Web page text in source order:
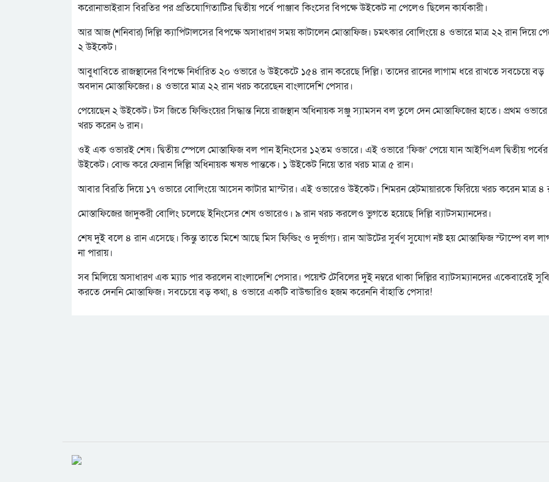
করোনাভাইরাস বিরতির পর প্রতিযোগিতাটির দ্বিতীয় পর্বে পাঞ্জাব কিংসের বিপক্ষে উইকেট না পেলেও ছিলেন কার্যকারী।
আর আজ (শনিবার) দিল্লি ক্যাপিটালসের বিপক্ষে অসাধারণ সময় কাটালেন মোস্তাফিজ। ‍চমৎকার বোলিংয়ে ৪ ওভারে মাত্র ২২ রান দিয়ে
২ উইকেট।
আবুধাবিতে রাজস্থানের বিপক্ষে নির্ধারিত ২০ ওভারে ৬ উইকেটে ১৫৪ রান করেছে দিল্লি। তাদের রানের লাগাম ধরে রাখতে সবচেয়ে বড়
অবদান মোস্তাফিজের। ৪ ওভারে মাত্র ২২ রান খরচ করেছেন বাংলাদেশি পেসার।
পেয়েছেন ২ উইকেট। টস জিতে ফিল্ডিংয়ের সিদ্ধান্ত নিয়ে রাজস্থান অধিনায়ক সঞ্জু স্যামসন বল তুলে দেন মোস্তাফিজের হাতে। প্রথম ওভারে
খরচ করেন ৬ রান।
ওই এক ওভারই শেষ। দ্বিতীয় স্পেলে মোস্তাফিজ বল পান ইনিংসের ১২তম ওভারে। এই ওভারে ‘ফিজ’ পেয়ে যান আইপিএল দ্বিতীয় পর্বের
উইকেট। বোল্ড করে ফেরান দিল্লি অধিনায়ক ঋষভ পান্তকে। ১ উইকেট নিয়ে তার খরচ মাত্র ৫ রান।
আবার বিরতি দিয়ে ১৭ ওভারে বোলিংয়ে আসেন কাটার মাস্টার। এই ওভারেও উইকেট। শিমরন হেটমায়ারকে ফিরিয়ে খরচ করেন মাত্র ৪
মোস্তাফিজের জাদুকরী বোলিং চলেছে ইনিংসের শেষ ওভারেও। ৯ রান খরচ করলেও ভুগতে হয়েছে দিল্লি ব্যাটসম্যানদের।
শেষ দুই বলে ৪ রান এসেছে। কিন্তু তাতে মিশে আছে মিস ফিল্ডিং ও দুর্ভাগ্য। রান আউটের সুর্বণ সুযোগ নষ্ট হয় মোস্তাফিজ স্টাম্পে বল
না পারায়।
সব মিলিয়ে অসাধারণ এক ম্যাচ পার করলেন বাংলাদেশি পেসার। পয়েন্ট টেবিলের দুই নম্বরে থাকা দিল্লির ব্যাটসম্যানদের একেবারেই
করতে দেননি মোস্তাফিজ। সবচেয়ে বড় কথা, ৪ ওভারে একটি বাউন্ডারিও হজম করেননি বাঁহাতি পেসার!